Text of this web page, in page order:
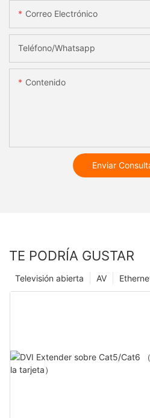
Correo Electrónico
Teléfono/whatsapp
Contenido
Enviar
TE PODRÍA GUSTAR
AV
Televisión abierta